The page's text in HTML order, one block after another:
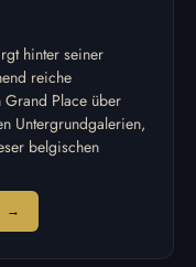
hinter seiner
reiche
Place über
Untergrundgalerien,
belgischen
→